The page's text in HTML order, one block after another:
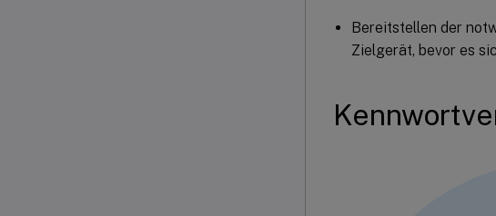
Bereitstellen der
Zielgerät, bevor es